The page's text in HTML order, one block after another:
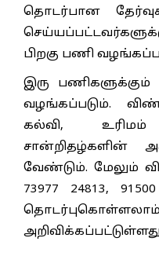
தொடர்பான
பிறகு பணி
இரு பணிகளுக்கும்
வழங்கப்படும்.
கல்வி,
வேண்டும். மேலும்
73977 24813,